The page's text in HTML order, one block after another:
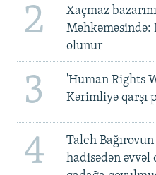
2
Xaçmaz
Məhkəməsində:
olunur
3
'Human Rights
Kərimliyə qarşı
4
Taleh
hadisədən əvvəl